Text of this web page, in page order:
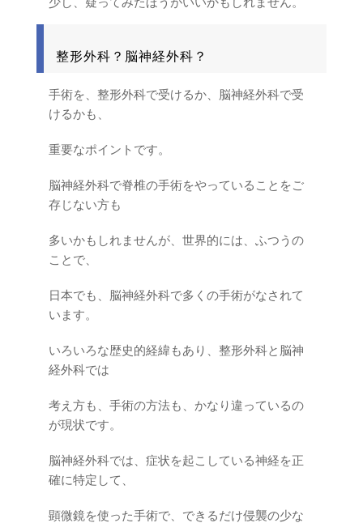
整形外科？脳神経外科？
手術を、整形外科で受けるか、脳神経外科で受
けるかも、
重要なポイントです。
脳神経外科で脊椎の手術をやっていることをご
存じない方も
多いかもしれませんが、世界的には、ふつうの
ことで、
日本でも、脳神経外科で多くの手術がなされて
います。
いろいろな歴史的経緯もあり、整形外科と脳神
経外科では
考え方も、手術の方法も、かなり違っているの
が現状です。
脳神経外科では、症状を起こしている神経を正
確に特定して、
顕微鏡を使った手術で、できるだけ侵襲の少な